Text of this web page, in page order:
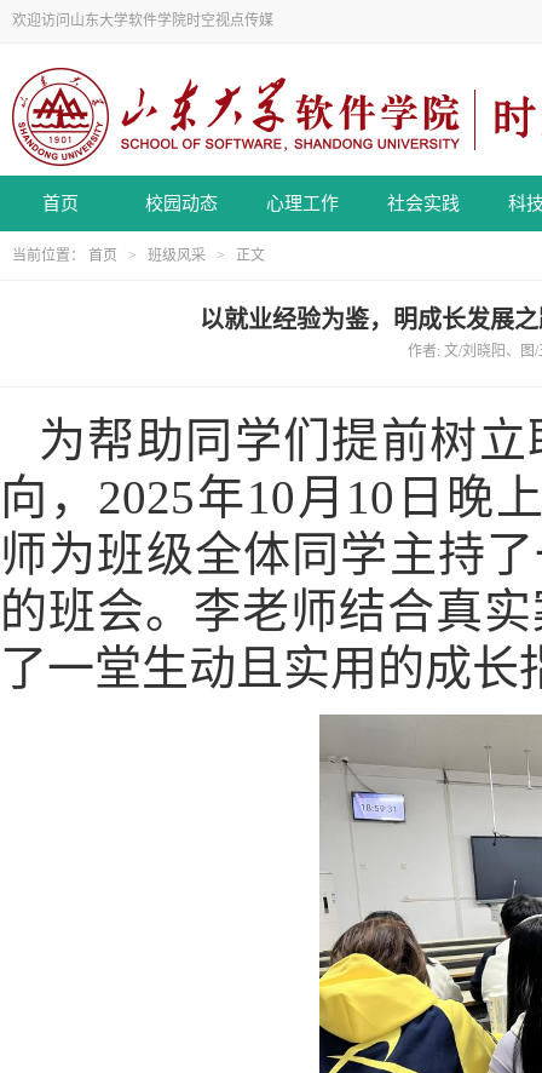
欢迎访问山东大学软件学院时空视点传媒
首页 校园动态 心理工作 社会实践 科
当前位置： 首页 > 班级风采 > 正文
以就业经验为鉴，明成长发展
作者: 文/刘晓阳、
为帮助同学们提前树
向， 2025年10月10日晚
师为班级全体同学主持
的班会。李老师结合真
了一堂生动且实用的成长